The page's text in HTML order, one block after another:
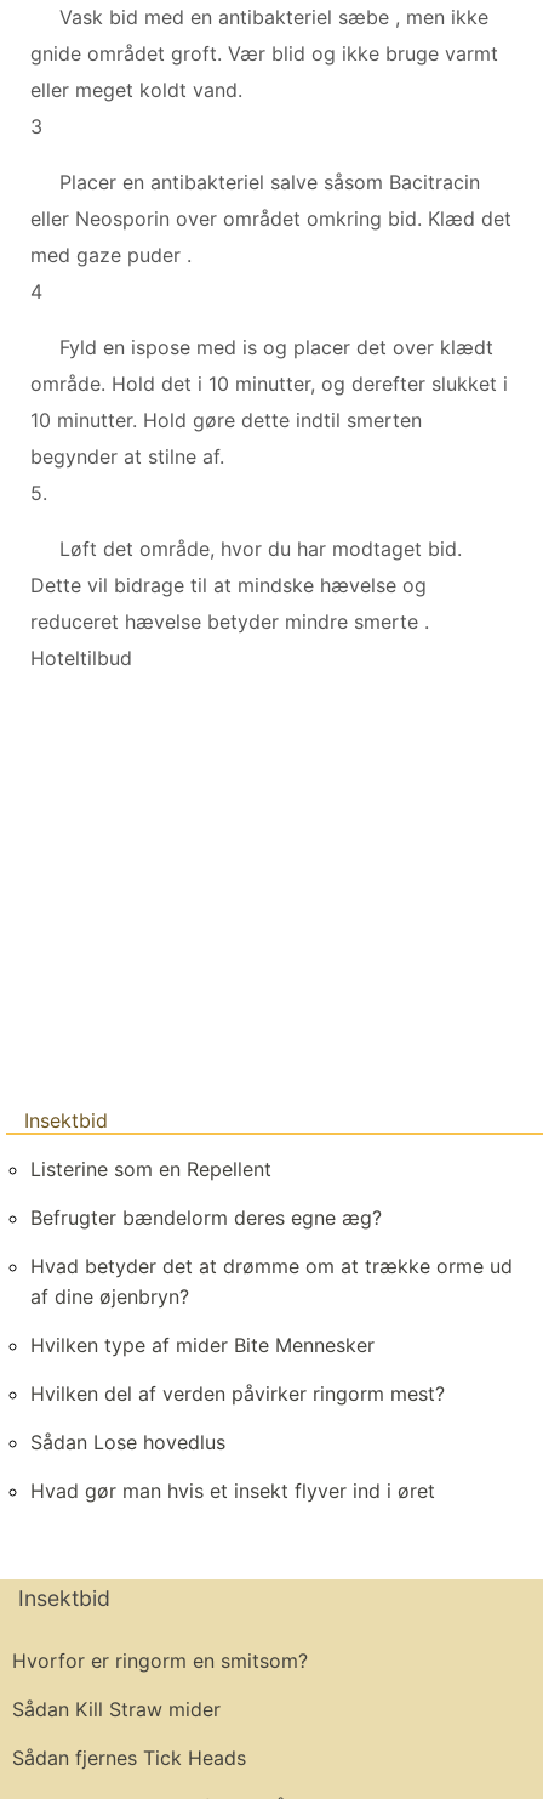
Vask bid med en antibakteriel sæbe , men ikke
gnide området groft. Vær blid og ikke bruge varmt
eller meget koldt vand.
3
Placer en antibakteriel salve såsom Bacitracin
eller Neosporin over området omkring bid. Klæd det
med gaze puder .
4
Fyld en ispose med is og placer det over klædt
område. Hold det i 10 minutter, og derefter slukket i
10 minutter. Hold gøre dette indtil smerten
begynder at stilne af.
5.
Løft det område, hvor du har modtaget bid.
Dette vil bidrage til at mindske hævelse og
reduceret hævelse betyder mindre smerte .
Hoteltilbud
Insektbid
Listerine som en Repellent
Befrugter bændelorm deres egne æg?
Hvad betyder det at drømme om at trække orme ud
af dine øjenbryn?
Hvilken type af mider Bite Mennesker
Hvilken del af verden påvirker ringorm mest?
Sådan Lose hovedlus
Hvad gør man hvis et insekt flyver ind i øret
Insektbid
Hvorfor er ringorm en smitsom?
Sådan Kill Straw mider
Sådan fjernes Tick Heads